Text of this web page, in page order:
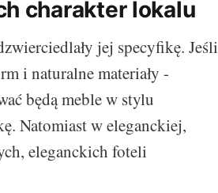
charakter lokalu
jej specyfikę. Jeśli
i naturalne materiały -
będą meble w stylu
Natomiast w eleganckiej,
eleganckich foteli